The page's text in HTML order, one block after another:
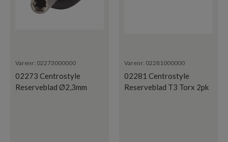
Varenr: 02273000000
02273 Centrostyle
Reserveblad Ø2,3mm
Varenr: 02281000000
02281 Centrostyle
Reserveblad T3 Torx 2pk